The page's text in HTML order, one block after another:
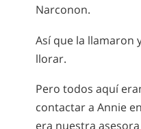
Narconon.
Así que la llamaron
llorar.
Pero todos aquí
contactar a Annie
era nuestra